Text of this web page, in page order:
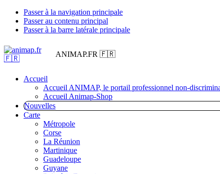
Passer à la navigation principale
Passer au contenu principal
Passer à la barre latérale principale
ANIMAP.FR 🇫🇷
Accueil
Accueil ANIMAP, le portail professionnel non-
Accueil Animap-Shop
Nouvelles
Carte
Métropole
Corse
La Réunion
Martinique
Guadeloupe
Guyane